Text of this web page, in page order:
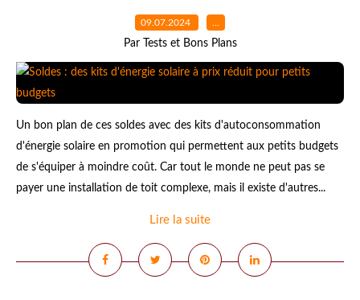
09.07.2024 …
Par Tests et Bons Plans
Un bon plan de ces soldes avec des kits d'autoconsommation
d'énergie solaire en promotion qui permettent aux petits budgets
de s'équiper à moindre coût. Car tout le monde ne peut pas se
payer une installation de toit complexe, mais il existe d'autres...
Lire la suite